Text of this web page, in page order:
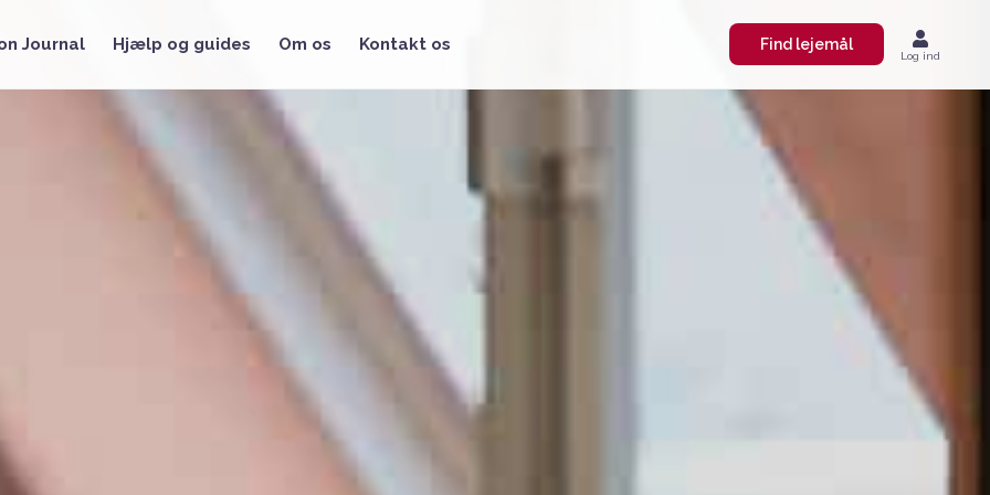
Journal Hjælp og guides Om os Kontakt os Find lejemål
Log ind